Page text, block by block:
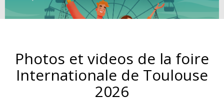
Photos et videos de la foire
Internationale de Toulouse
2026